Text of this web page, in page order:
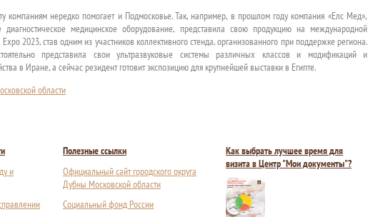
компаниям нередко помогает и Подмосковье. Так, например, в прошлом году компания «Елс Мед»,
медицинское оборудование, представила свою продукцию на международной
2023, став одним из участников коллективного стенда, организованного при поддержке региона.
представила свои ультразвуковые системы различных классов и модификаций и
в Иране, а сейчас резидент готовит экспозицию для крупнейшей выставки в Египте.
области
и
Полезные ссылки
Официальный сайт городского округа
Дубны Московской области
Социальный фонд России
Как выбрать лучшее время для
визита в Центр "Мои документы"?